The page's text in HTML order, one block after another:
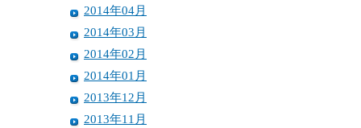
2014年04月
2014年03月
2014年02月
2014年01月
2013年12月
2013年11月